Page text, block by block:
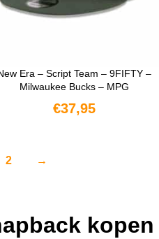
Era – Script Team – 9FIFTY –
Milwaukee Bucks – MPG
€37,95
2 →